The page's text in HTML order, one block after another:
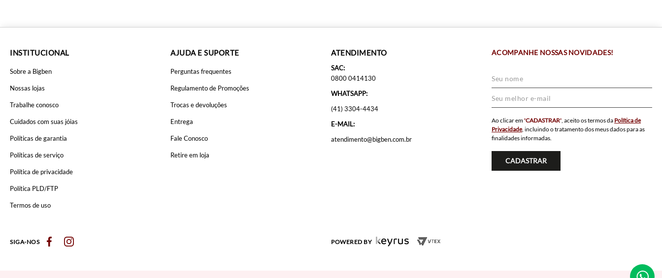
INSTITUCIONAL
Sobre a Bigben
Nossas lojas
Trabalhe conosco
Cuidados com suas jóias
Políticas de garantia
Políticas de serviço
Política de privacidade
Política PLD/FTP
Termos de uso
AJUDA E SUPORTE
Perguntas frequentes
Regulamento de Promoções
Trocas e devoluções
Entrega
Fale Conosco
Retire em loja
ATENDIMENTO
SAC:
0800 0414130
WHATSAPP:
(41) 3304-4434
E-MAIL:
atendimento@bigben.com.br
ACOMPANHE NOSSAS NOVIDADES!
Ao clicar em'CADASTRAR', aceito os termos da Política de
Privacidade, incluindo o tratamento dos meus dados para as
finalidades informadas.
CADASTRAR
SIGA-NOS POWERED BY